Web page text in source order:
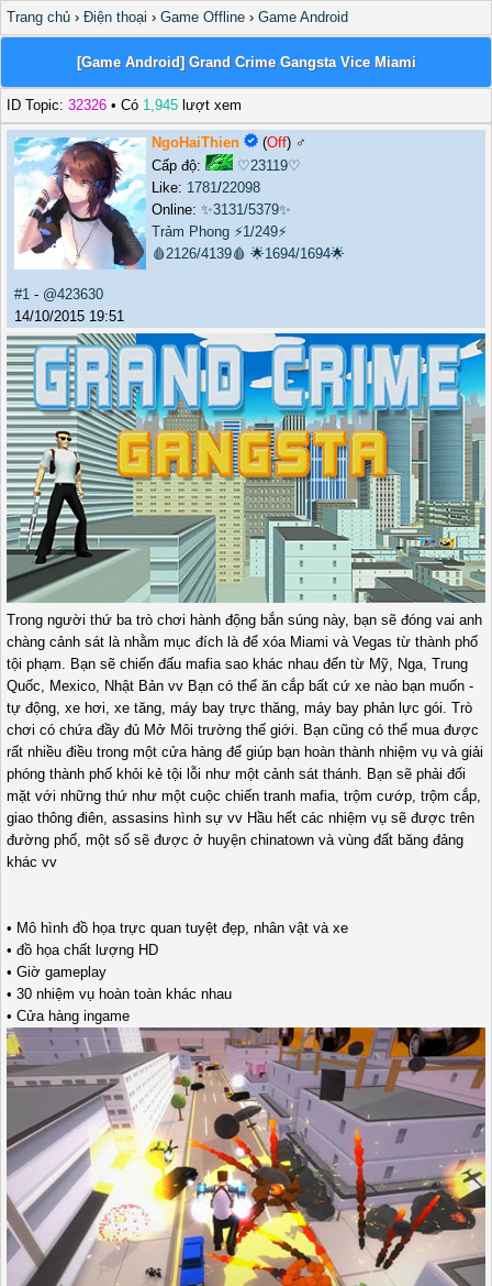
Trang chủ › Điện thoại › Game Offline › Game Android
[Game Android] Grand Crime Gangsta Vice Miami
ID Topic: 32326 • Có 1,945 lượt xem
NgoHaiThien (Off) ♂️
Cấp độ:
♡23119♡
Like: 1781/22098
Online: ✨3131/5379✨
Trảm Phong ⚡1/249⚡
🩸2126/4139🩸 🌟1694/1694🌟
#1 - @423630
14/10/2015 19:51
Trong người thứ ba trò chơi hành động bắn súng này, bạn sẽ đóng vai anh
chàng cảnh sát là nhằm mục đích là để xóa Miami và Vegas từ thành phố
tội phạm. Bạn sẽ chiến đấu mafia sao khác nhau đến từ Mỹ, Nga, Trung
Quốc, Mexico, Nhật Bản vv Bạn có thể ăn cắp bất cứ xe nào bạn muốn -
tự động, xe hơi, xe tăng, máy bay trực thăng, máy bay phản lực gói. Trò
chơi có chứa đầy đủ Mở Môi trường thế giới. Bạn cũng có thể mua được
rất nhiều điều trong một cửa hàng để giúp bạn hoàn thành nhiệm vụ và giải
phóng thành phố khỏi kẻ tội lỗi như một cảnh sát thánh. Bạn sẽ phải đối
mặt với những thứ như một cuộc chiến tranh mafia, trộm cướp, trộm cắp,
giao thông điên, assasins hình sự vv Hầu hết các nhiệm vụ sẽ được trên
đường phố, một số sẽ được ở huyện chinatown và vùng đất băng đảng
khác vv
• Mô hình đồ họa trực quan tuyệt đẹp, nhân vật và xe
• đồ họa chất lượng HD
• Giờ gameplay
• 30 nhiệm vụ hoàn toàn khác nhau
• Cửa hàng ingame